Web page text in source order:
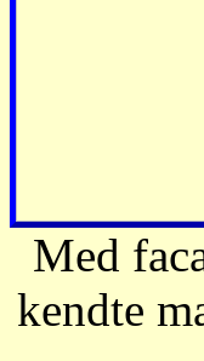
Med
kendte